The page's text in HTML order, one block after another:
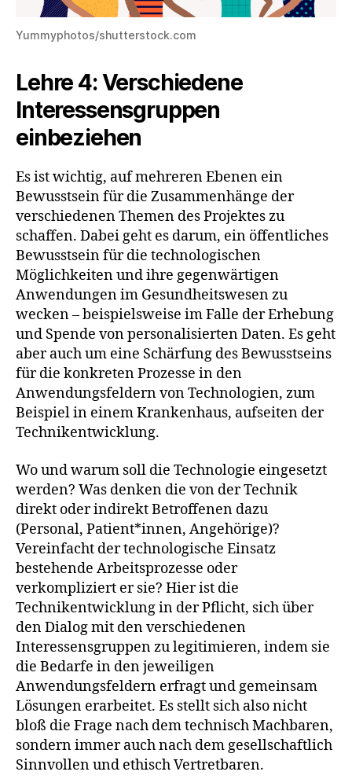
Yummyphotos/shutterstock.com
Lehre 4: Verschiedene
Interessensgruppen
einbeziehen
Es ist wichtig, auf mehreren Ebenen ein
Bewusstsein für die Zusammenhänge der
verschiedenen Themen des Projektes zu
schaffen. Dabei geht es darum, ein öffentliches
Bewusstsein für die technologischen
Möglichkeiten und ihre gegenwärtigen
Anwendungen im Gesundheitswesen zu
wecken – beispielsweise im Falle der Erhebung
und Spende von personalisierten Daten. Es geht
aber auch um eine Schärfung des Bewusstseins
für die konkreten Prozesse in den
Anwendungsfeldern von Technologien, zum
Beispiel in einem Krankenhaus, aufseiten der
Technikentwicklung.
Wo und warum soll die Technologie eingesetzt
werden? Was denken die von der Technik
direkt oder indirekt Betroffenen dazu
(Personal, Patient*innen, Angehörige)?
Vereinfacht der technologische Einsatz
bestehende Arbeitsprozesse oder
verkompliziert er sie? Hier ist die
Technikentwicklung in der Pflicht, sich über
den Dialog mit den verschiedenen
Interessensgruppen zu legitimieren, indem sie
die Bedarfe in den jeweiligen
Anwendungsfeldern erfragt und gemeinsam
Lösungen erarbeitet. Es stellt sich also nicht
bloß die Frage nach dem technisch Machbaren,
sondern immer auch nach dem gesellschaftlich
Sinnvollen und ethisch Vertretbaren.